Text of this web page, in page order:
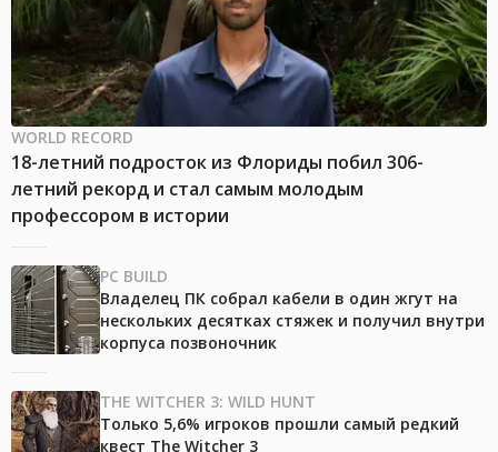
WORLD RECORD
18-летний подросток из Флориды побил 306-
летний рекорд и стал самым молодым
профессором в истории
PC BUILD
Владелец ПК собрал кабели в один жгут на
нескольких десятках стяжек и получил внутри
корпуса позвоночник
THE WITCHER 3: WILD HUNT
Только 5,6% игроков прошли самый редкий
квест The Witcher 3